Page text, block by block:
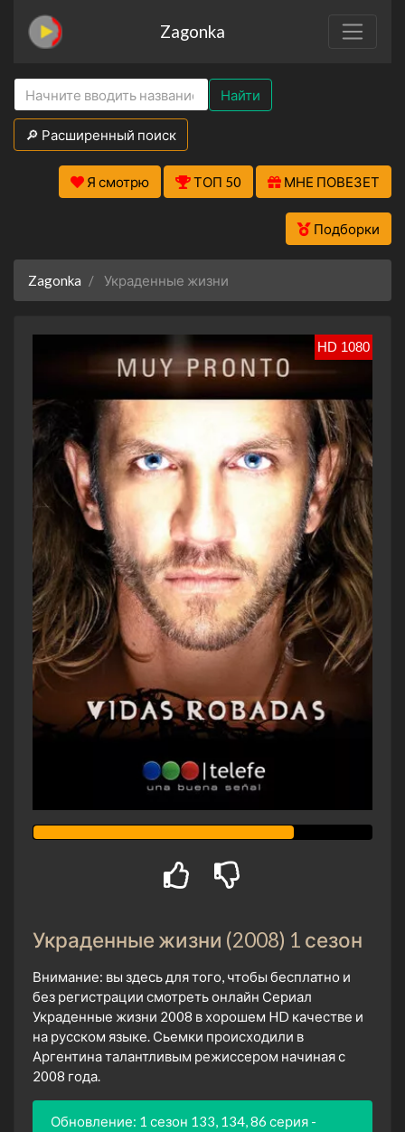
Zagonka
Найти
🔎 Расширенный поиск
Я смотрю ТОП 50 МНЕ ПОВЕЗЕТ
Подборки
Zagonka Украденные жизни
HD 1080
Украденные жизни (2008) 1 сезон
Внимание: вы здесь для того, чтобы бесплатно и
без регистрации смотреть онлайн Сериал
Украденные жизни 2008 в хорошем HD качестве и
на русском языке. Сьемки происходили в
Аргентина талантливым режиссером начиная с
2008 года.
Обновление: 1 сезон 133, 134, 86 серия -